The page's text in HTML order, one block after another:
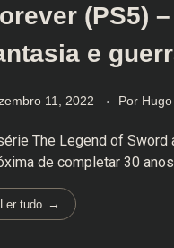
(PS5)
e
11, 2022 Por
The Legend of Sword
de completar 30
Ler tudo